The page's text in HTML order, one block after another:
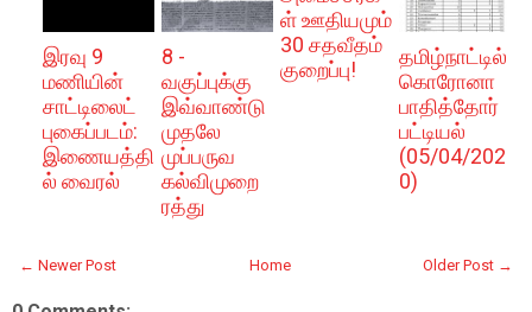
இரவு 9
மணியின்
சாட்டிலைட்
புகைப்படம்:
இணையத்தி
ல் வைரல்
8 -
வகுப்புக்கு
இவ்வாண்டு
முதலே
முப்பருவ
கல்விமுறை
ரத்து
ள் ஊதியமும்
30 சதவீதம்
குறைப்பு!
தமிழ்நாட்டில்
கொரோனா
பாதித்தோர்
பட்டியல்
(05/04/202
0)
← Newer Post Older Post →
Home